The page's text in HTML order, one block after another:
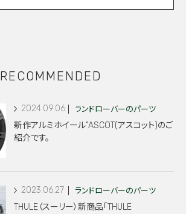
RECOMMENDED
2024.09.06 ランドローバーのパーツ
新作アルミホイール”ASCOT(アスコット)のご
紹介です。
2023.06.27 ランドローバーのパーツ
THULE（スーリー）新商品「THULE